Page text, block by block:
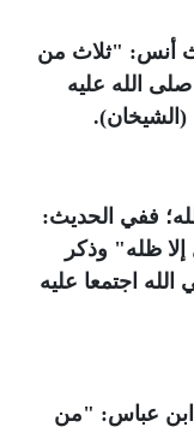
أنس: "ثلاث من
الله عليه
(الشيخان).
ففي الحديث:
ظله" وذكر
اجتمعا عليه
ابن عباس: "من